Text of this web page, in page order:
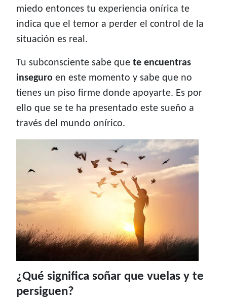
miedo entonces tu experiencia onírica te
indica que el temor a perder el control de la
situación es real.
Tu subconsciente sabe que te encuentras
inseguro en este momento y sabe que no
tienes un piso firme donde apoyarte. Es por
ello que se te ha presentado este sueño a
través del mundo onírico.
¿Qué significa soñar que vuelas y te
persiguen?